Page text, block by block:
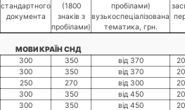
стандартного
документа
(1800
знаків з
пробілами)
пробілами)
вузькоспеціалізована
тематика, грн.
МОВИ КРАЇН СНД
300 350 від 370
300 350 від 370
250 270 від 300
300 350 від 450
300 350 від 450